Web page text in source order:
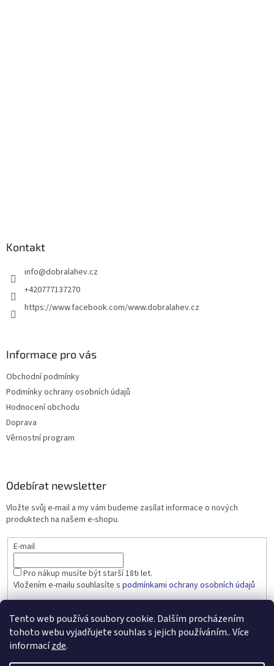
Tento web používá soubory cookie. Dalším procházením
tohoto webu vyjadřujete souhlas s jejich používáním.. Více
informacízde.
Kontakt
info@dobralahev.cz
+420777137270
https://www.facebook.com/www.dobralahev.cz
Informace pro vás
Obchodní podmínky
Podmínky ochrany osobních údajů
Hodnocení obchodu
Doprava
Věrnostní program
Odebírat newsletter
Vložte svůj e-mail a my vám budeme zasílat informace o nových
produktech na našem e-shopu.
E-mail
Pro nákup musíte být starší 18ti let.
Vložením e-mailu souhlasíte s podmínkami ochrany osobních údajů
PŘIHLÁSIT SE